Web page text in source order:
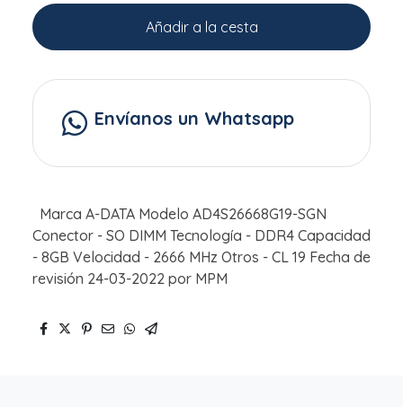
Añadir a la cesta
Envíanos un Whatsapp
Marca A-DATA Modelo AD4S26668G19-SGN
Conector - SO DIMM Tecnología - DDR4 Capacidad
- 8GB Velocidad - 2666 MHz Otros - CL 19 Fecha de
revisión 24-03-2022 por MPM